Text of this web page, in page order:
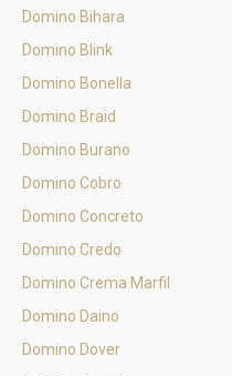
Domino Bihara
Domino Blink
Domino Bonella
Domino Braid
Domino Burano
Domino Cobro
Domino Concreto
Domino Credo
Domino Crema Marfil
Domino Daino
Domino Dover